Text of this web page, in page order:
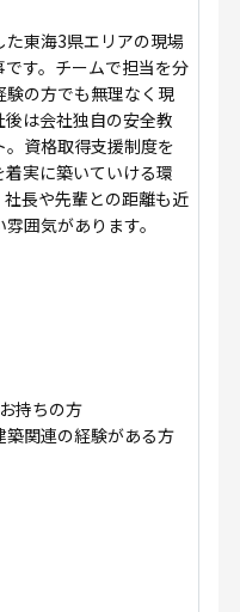
東海3県エリアの現場
す。チームで担当を分
の方でも無理なく現
は会社独自の安全教
資格取得支援制度を
実に築いていける環
長や先輩との距離も近
囲気があります。
持ちの方
関連の経験がある方